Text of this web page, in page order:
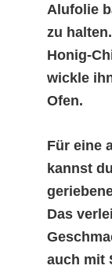
Alufolie
zu
Honig-
wickle
Ofen.
Für eine
kannst
Das
auch mit